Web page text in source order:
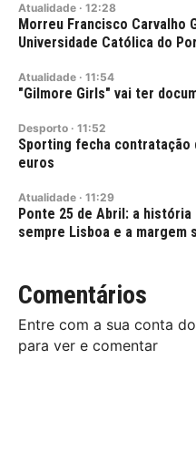
Atualidade · 12:28
Morreu Francisco Carvalho
Universidade Católica do
Atualidade · 11:54
"Gilmore Girls" vai ter
Desporto · 11:52
Sporting fecha contratação
euros
Atualidade · 11:29
Ponte 25 de Abril: a história
sempre Lisboa e a margem
Comentários
Entre com a sua conta do
para ver e comentar